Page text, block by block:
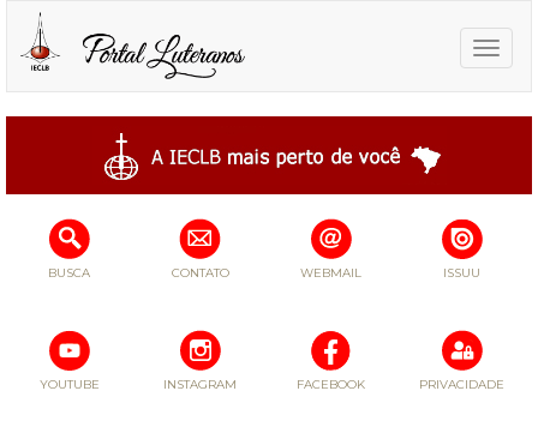
Toggle
BUSCA CONTATO WEBMAIL ISSUU
YOUTUBE INSTAGRAM FACEBOOK PRIVACIDADE